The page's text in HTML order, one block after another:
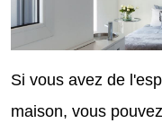
Si vous avez de
maison, vous